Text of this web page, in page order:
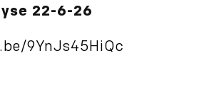
22-6-26
9YnJs45HiQc